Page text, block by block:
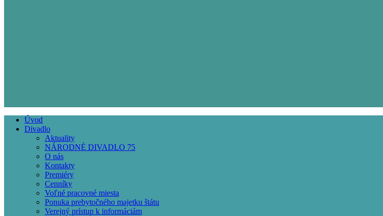
Main
navigation
Úvod
Divadlo
Aktuality
NÁRODNÉ DIVADLO 75
O nás
Kontakty
Premiéry
Cenníky
Voľné pracovné miesta
Ponuka prebytočného majetku štátu
Verejný prístup k informáciám